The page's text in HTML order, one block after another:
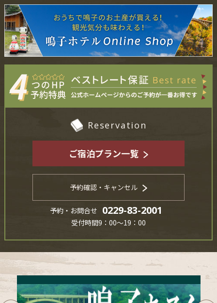
Reservation
ご宿泊プラン一覧
予約確認・キャンセル
予約・お問合せ 0229-83-2001
受付時間9：00～19：00